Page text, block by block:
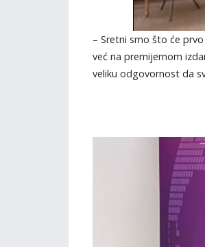
– Sretni smo što će
već na premijernom
veliku odgovornost da